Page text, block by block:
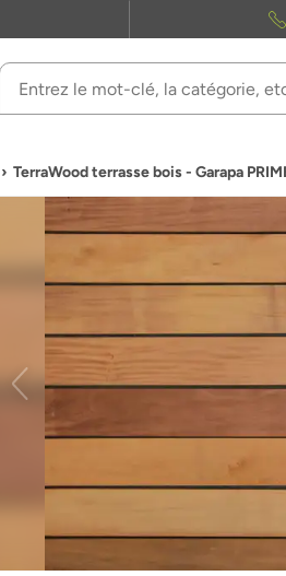
TerraWood terrasse bois - Garapa